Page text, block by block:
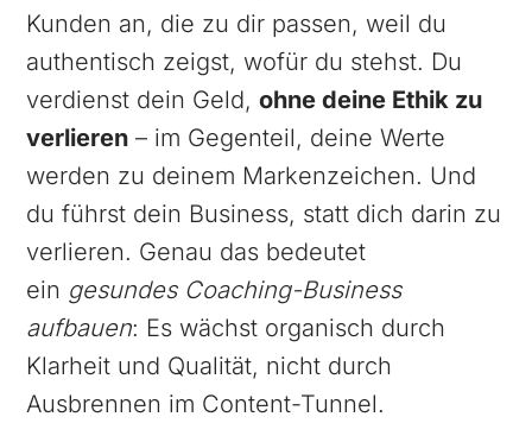
Kunden an, die zu dir passen, weil du
authentisch zeigst, wofür du stehst. Du
verdienst dein Geld,ohne deine Ethik zu
verlieren – im Gegenteil, deine Werte
werden zu deinem Markenzeichen. Und
du führst dein Business, statt dich darin zu
verlieren. Genau das bedeutet
ein gesundes Coaching-Business
aufbauen: Es wächst organisch durch
Klarheit und Qualität, nicht durch
Ausbrennen im Content-Tunnel.